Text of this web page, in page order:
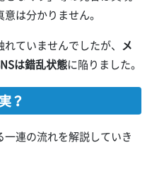
は分かりません。
ていませんでしたが、 メ
は錯乱状態に陥りました。
？
連の流れを解説していき